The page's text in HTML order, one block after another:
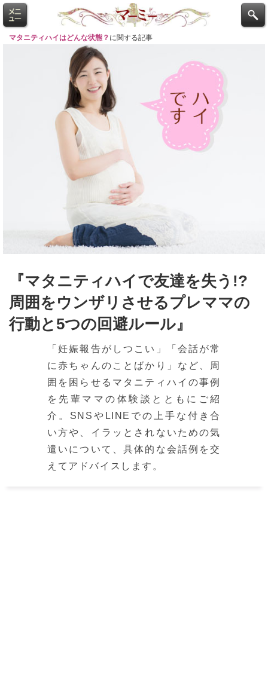
マタニティハイはどんな状態？ に関する記事
『マタニティハイで友達を失う!?
周囲をウンザリさせるプレママの
行動と5つの回避ルール』
「妊娠報告がしつこい」「会話が常
に赤ちゃんのことばかり」など、周
囲を困らせるマタニティハイの事例
を先輩ママの体験談とともにご紹
介。SNSやLINEでの上手な付き合
い方や、イラッとされないための気
遣いについて、具体的な会話例を交
えてアドバイスします。